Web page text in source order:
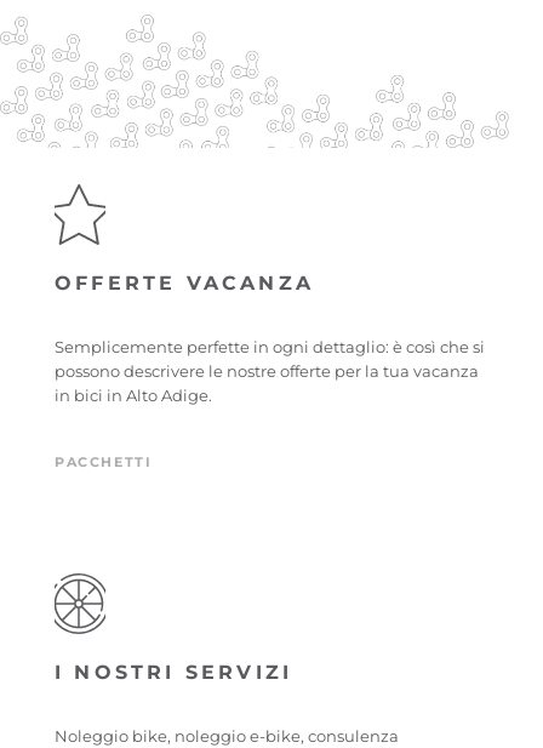
OFFERTE VACANZA
Semplicemente perfette in ogni dettaglio: è così che si
possono descrivere le nostre offerte per la tua vacanza
in bici in Alto Adige.
PACCHETTI
I NOSTRI SERVIZI
Noleggio bike, noleggio e-bike, consulenza